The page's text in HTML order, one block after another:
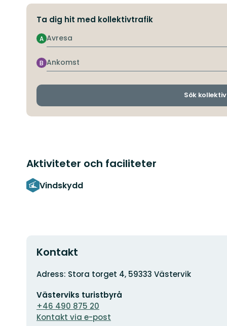
Ta dig hit med kollektivtrafik
Avresa
A
Ankomst
B
Sök
Aktiviteter och faciliteter
Vindskydd
Kontakt
Adress
Adress: Stora torget 4, 59333 Västervik
postadress
Västerviks turistbyrå
+46 490 875 20
Kontakt via e-post